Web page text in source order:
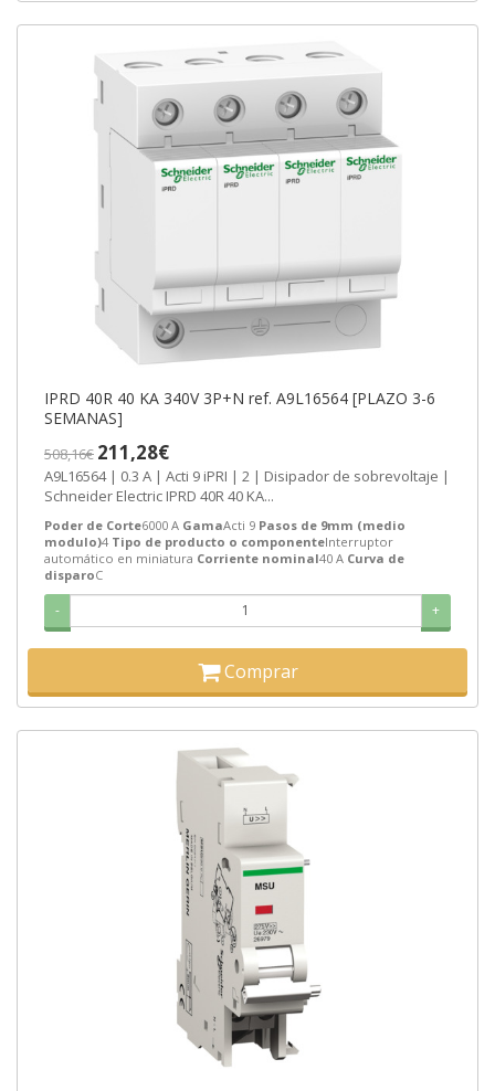
IPRD 40R 40 KA 340V 3P+N ref. A9L16564 [PLAZO 3-6
SEMANAS]
508,16€ 211,28€
A9L16564 | 0.3 A | Acti 9 iPRI | 2 | Disipador de sobrevoltaje |
Schneider Electric IPRD 40R 40 KA...
Poder de Corte6000 A GamaActi 9 Pasos de 9mm (medio
modulo)4 Tipo de producto o componenteInterruptor
automático en miniatura Corriente nominal40 A Curva de
disparoC
- +
Comprar